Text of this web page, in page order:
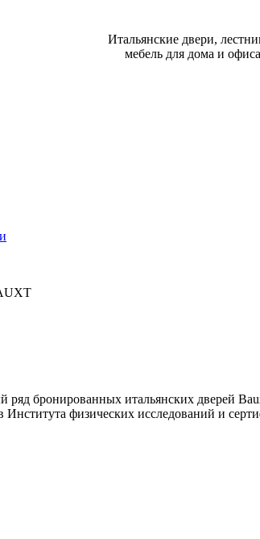
Итальянские двери,
мебель для дома и офиса
ряд бронированных итальянских дверей
Института физических исследований и